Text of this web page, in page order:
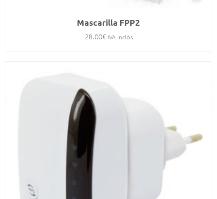
Mascarilla FPP2
28.00€ IVA inclòs